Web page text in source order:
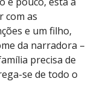
com as
e um filho,
da narradora –
precisa de
se de todo o